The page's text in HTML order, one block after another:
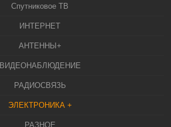
Спутниковое ТВ
ИНТЕРНЕТ
АНТЕННЫ+
ВИДЕОНАБЛЮДЕНИЕ
РАДИОСВЯЗЬ
ЭЛЕКТРОНИКА +
РАЗНОЕ